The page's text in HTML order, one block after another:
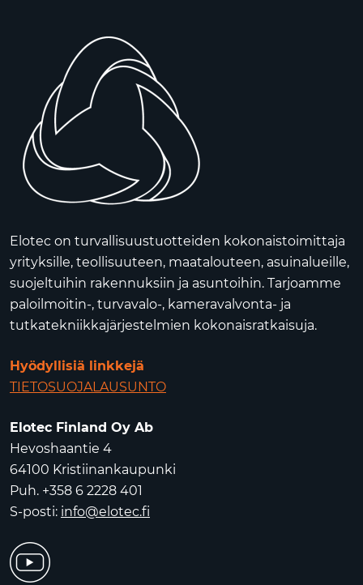
Elotec on turvallisuustuotteiden kokonaistoimittaja
yrityksille, teollisuuteen, maatalouteen, asuinalueille,
suojeltuihin rakennuksiin ja asuntoihin. Tarjoamme
paloilmoitin-, turvavalo-, kameravalvonta- ja
tutkatekniikkajärjestelmien kokonaisratkaisuja.
Hyödyllisiä linkkejä
TIETOSUOJALAUSUNTO
Elotec Finland Oy Ab
Hevoshaantie 4
64100 Kristiinankaupunki
Puh. +358 6 2228 401
S-posti: info@elotec.fi